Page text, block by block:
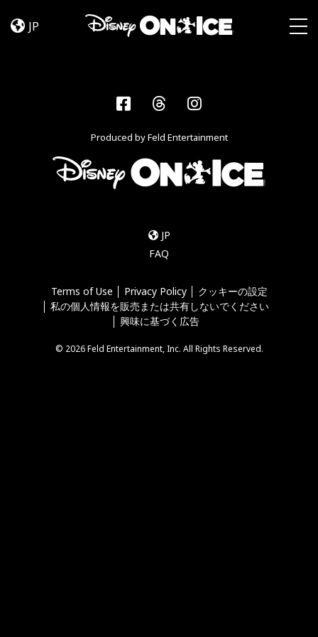
Trip
Adventures
JP
Facebook
ThreadsInstagram
Produced by Feld Entertainment
JP
FAQ
Terms of Use Privacy Policy
クッキーの設定
私の個人情報を販売または共有しないでください
興味に基づく広告
© 2026 Feld Entertainment, Inc. All Rights Reserved.